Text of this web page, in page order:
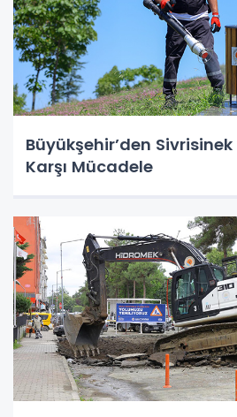
Büyükşehir’den
Karşı Mücadele